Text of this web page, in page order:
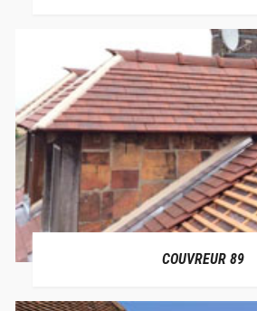
COUVREUR 89